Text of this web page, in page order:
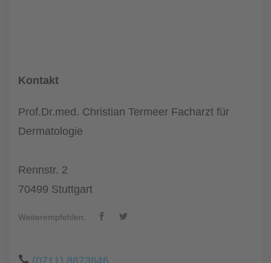
Kontakt
Prof.Dr.med. Christian Termeer Facharzt für
Dermatologie
Rennstr. 2
70499 Stuttgart
Weiterempfehlen:
(0711) 8873646